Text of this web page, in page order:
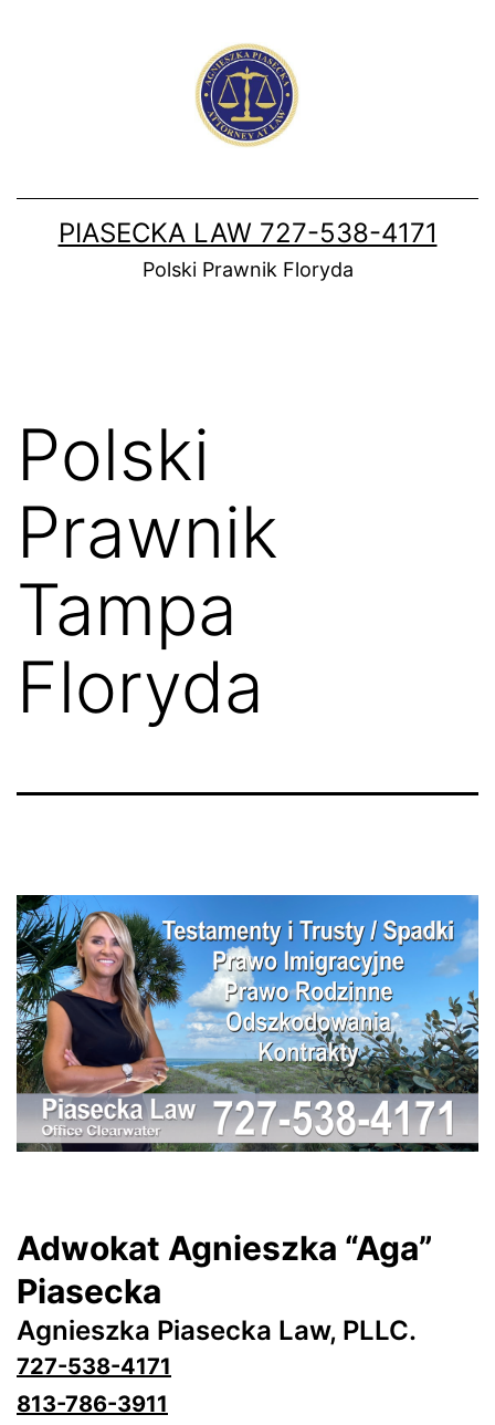
PIASECKA LAW 727-538-4171
Polski Prawnik Floryda
Polski
Prawnik
Tampa
Floryda
Adwokat Agnieszka “Aga”
Piasecka
Agnieszka Piasecka Law, PLLC.
727-538-4171
813-786-3911